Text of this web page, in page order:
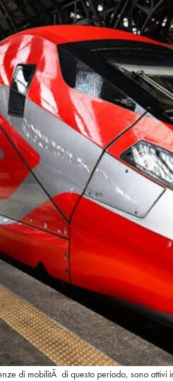
di mobilitÃ di questo periodo, sono